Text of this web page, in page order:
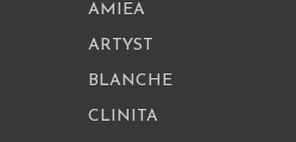
AMIEA
ARTYST
BLANCHE
CLINITA